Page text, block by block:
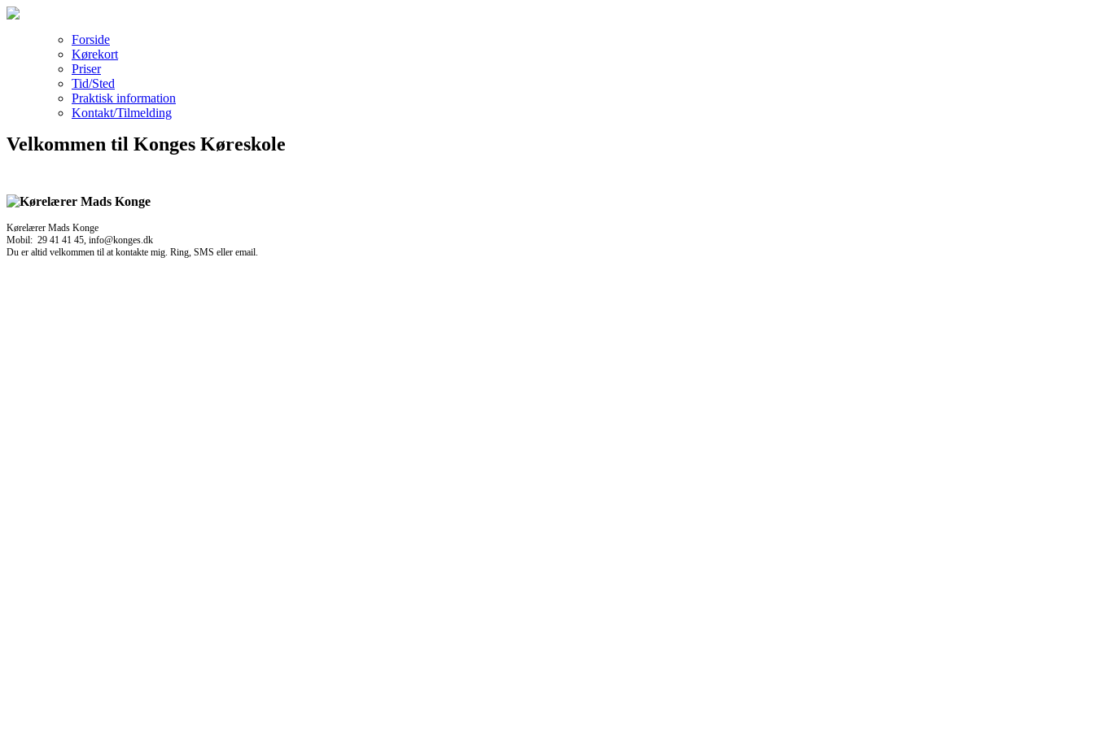
Forside
Kørekort
Priser
Tid/Sted
Praktisk information
Kontakt/Tilmelding
Velkommen til Konges Køreskole
Kørelærer Mads Konge
Mobil: 29 41 41 45, info@konges.dk
Du er altid velkommen til at kontakte mig. Ring, SMS eller email.